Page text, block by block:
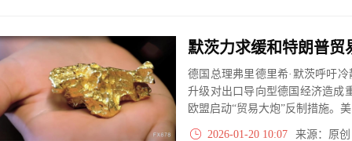
德国总理弗里德里希·默茨呼吁
升级对出口导向型德国经济造成
欧盟启动“贸易大炮”反制措施。
情绪升温，推动黄金价格突破历
2026-01-20 10:07 来源：原